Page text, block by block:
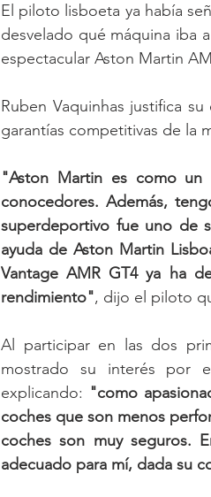
El piloto lisboeta ya había
desvelado qué máquina iba
espectacular Aston Martin
Ruben Vaquinhas justifica
garantías competitivas de la
"Aston Martin es como
conocedores. Además,
superdeportivo fue uno de
ayuda de Aston Martin
Vantage AMR GT4 ya ha
rendimiento", dijo el piloto
Al participar en las dos
mostrado su interés por
explicando: "como
coches que son menos
coches son muy seguros.
adecuado para mí, dada su